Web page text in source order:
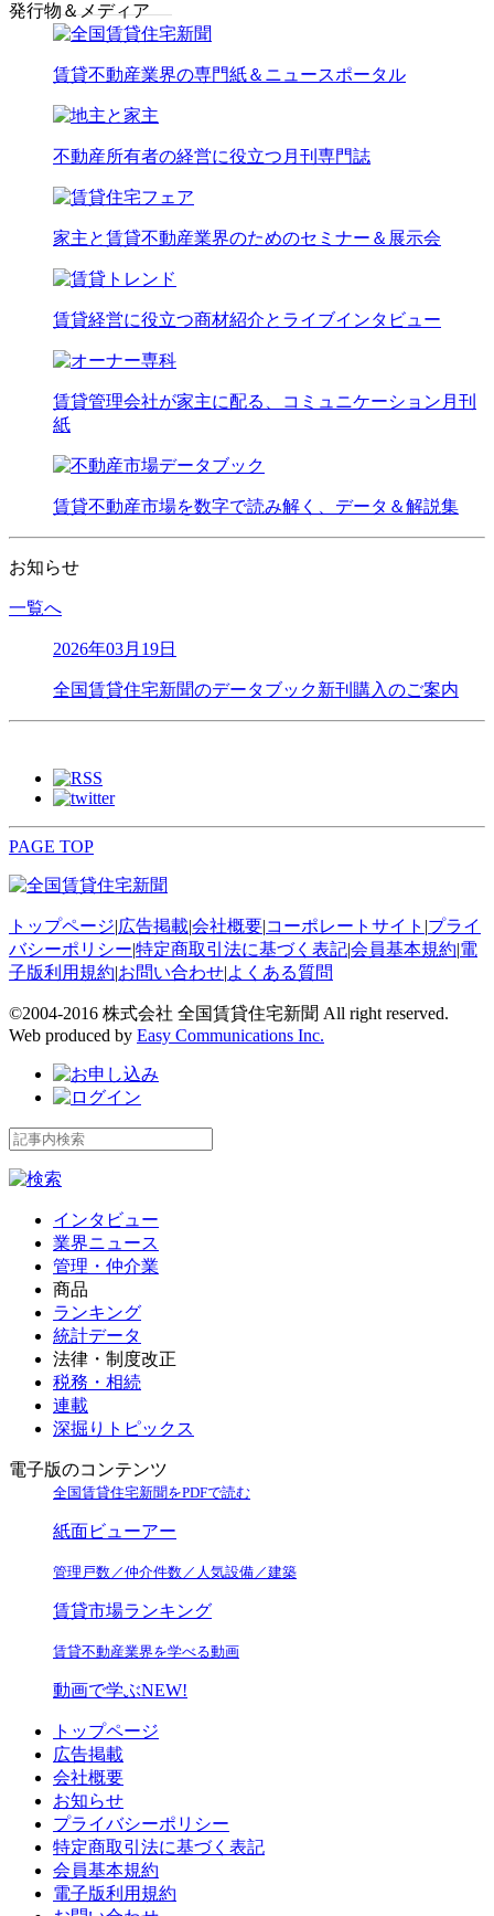
発行物＆メディア
賃貸不動産業界の専門紙＆ニュースポータル
不動産所有者の経営に役立つ月刊専門誌
家主と賃貸不動産業界のためのセミナー＆展示会
賃貸経営に役立つ商材紹介とライブインタビュー
賃貸管理会社が家主に配る、コミュニケーション月刊
紙
賃貸不動産市場を数字で読み解く、データ＆解説集
お知らせ
一覧へ
2026年03月19日
全国賃貸住宅新聞のデータブック新刊購入のご案内
PAGE TOP
トップページ|広告掲載|会社概要|コーポレートサイト |プライ
バシーポリシー|特定商取引法に基づく表記|会員基本規約|電
子版利用規約|お問い合わせ|よくある質問
©2004-2016 株式会社 全国賃貸住宅新聞 All right reserved.
Web produced by Easy Communications Inc.
インタビュー
業界ニュース
管理・仲介業
商品
ランキング
統計データ
法律・制度改正
税務・相続
連載
深掘りトピックス
電子版のコンテンツ
全国賃貸住宅新聞をPDFで読む
紙面ビューアー
管理戸数／仲介件数／人気設備／建築
賃貸市場ランキング
賃貸不動産業界を学べる動画
動画で学ぶNEW!
トップページ
広告掲載
会社概要
お知らせ
プライバシーポリシー
特定商取引法に基づく表記
会員基本規約
電子版利用規約